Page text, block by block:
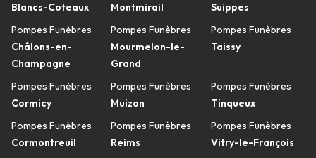
Blancs-Coteaux
Pompes Funèbres
Châlons-en-
Champagne
Pompes Funèbres
Cormicy
Pompes Funèbres
Cormontreuil
Montmirail
Pompes Funèbres
Mourmelon-le-
Grand
Pompes Funèbres
Muizon
Pompes Funèbres
Reims
Suippes
Pompes Funèbres
Taissy
Pompes Funèbres
Tinqueux
Pompes Funèbres
Vitry-le-François